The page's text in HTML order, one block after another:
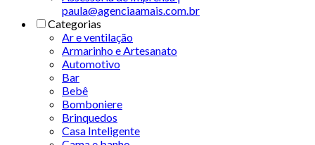
paula@agenciaamais.com.br
Categorias
Ar e ventilação
Armarinho e Artesanato
Automotivo
Bar
Bebê
Bomboniere
Brinquedos
Casa Inteligente